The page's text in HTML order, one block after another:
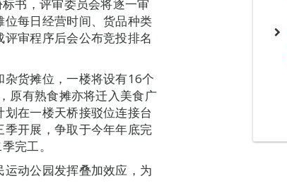
书，评审委员会将逐一审
每日经营时间、货品种类
审程序后会公布竞投排名
货摊位，一楼将设有16个
原有熟食摊亦将迁入美食广
在一楼天桥接驳位连接台
开展，争取于今年年底完
完工。
动公园发挥叠加效应，为